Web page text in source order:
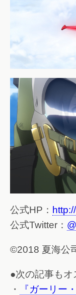
公式HP：
公式Twitter：
©2018 夏海公
●次の記事
・
『ガーリー